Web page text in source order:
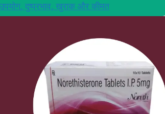
दुष्प्रभाव, खुराक और कीमत